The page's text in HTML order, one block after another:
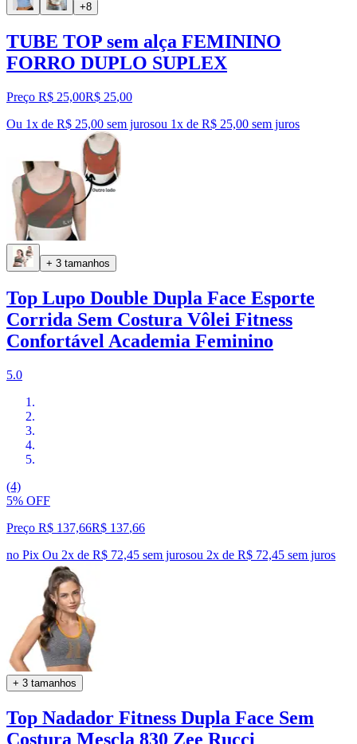
+8
TUBE TOP sem alça FEMININO
FORRO DUPLO SUPLEX
Preço R$ 25,00R$ 25,00
Ou 1x de R$ 25,00 sem jurosou 1x de R$ 25,00 sem juros
+ 3 tamanhos
Top Lupo Double Dupla Face Esporte
Corrida Sem Costura Vôlei Fitness
Confortável Academia Feminino
5.0
(4)
5% OFF
Preço R$ 137,66R$ 137,66
no Pix Ou 2x de R$ 72,45 sem jurosou 2x de R$ 72,45 sem juros
+ 3 tamanhos
Top Nadador Fitness Dupla Face Sem
Costura Mescla 830 Zee Rucci